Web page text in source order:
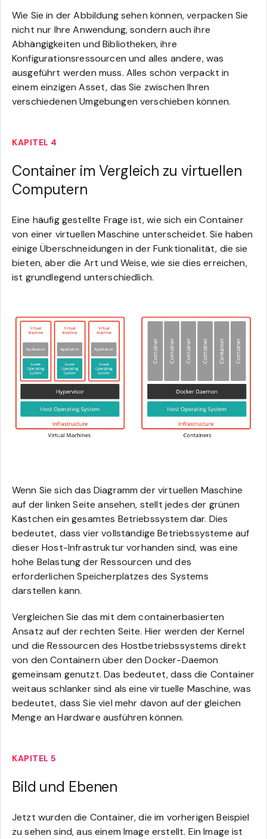
Wie Sie in der Abbildung sehen können, verpacken Sie
nicht nur Ihre Anwendung, sondern auch ihre
Abhängigkeiten und Bibliotheken, ihre
Konfigurationsressourcen und alles andere, was
ausgeführt werden muss. Alles schön verpackt in
einem einzigen Asset, das Sie zwischen Ihren
verschiedenen Umgebungen verschieben können.
KAPITEL 4
Container im Vergleich zu virtuellen
Computern
Eine häufig gestellte Frage ist, wie sich ein Container
von einer virtuellen Maschine unterscheidet. Sie haben
einige Überschneidungen in der Funktionalität, die sie
bieten, aber die Art und Weise, wie sie dies erreichen,
ist grundlegend unterschiedlich.
Wenn Sie sich das Diagramm der virtuellen Maschine
auf der linken Seite ansehen, stellt jedes der grünen
Kästchen ein gesamtes Betriebssystem dar. Dies
bedeutet, dass vier vollständige Betriebssysteme auf
dieser Host-Infrastruktur vorhanden sind, was eine
hohe Belastung der Ressourcen und des
erforderlichen Speicherplatzes des Systems
darstellen kann.
Vergleichen Sie das mit dem containerbasierten
Ansatz auf der rechten Seite. Hier werden der Kernel
und die Ressourcen des Hostbetriebssystems direkt
von den Containern über den Docker-Daemon
gemeinsam genutzt. Das bedeutet, dass die Container
weitaus schlanker sind als eine virtuelle Maschine, was
bedeutet, dass Sie viel mehr davon auf der gleichen
Menge an Hardware ausführen können.
KAPITEL 5
Bild und Ebenen
Jetzt wurden die Container, die im vorherigen Beispiel
zu sehen sind, aus einem Image erstellt. Ein Image ist